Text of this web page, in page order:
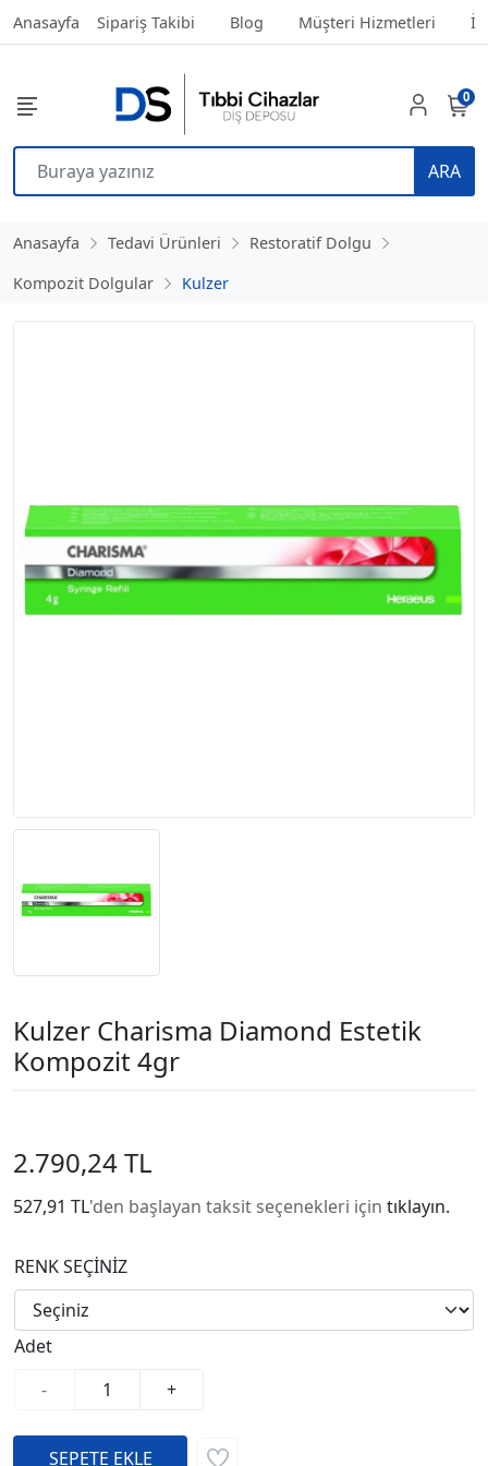
Anasayfa Sipariş Takibi Blog Müşteri Hizmetleri
ARA
0
Anasayfa Tedavi Ürünleri
Restoratif Dolgu
Kompozit Dolgular
Kulzer
Kulzer Charisma Diamond Estetik
Kompozit 4gr
2.790,24 TL
527,91 TL'den başlayan taksit seçenekleri için tıklayın.
RENK SEÇİNİZ
Adet
-
+